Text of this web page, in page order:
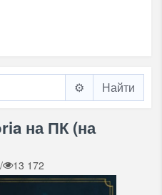
⚙️
на ПК (на
/ 13 172